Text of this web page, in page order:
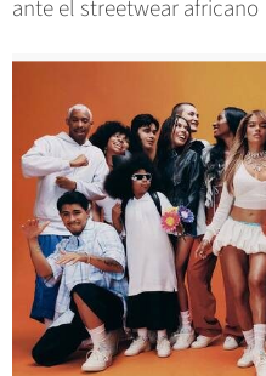
ante el streetwear africano